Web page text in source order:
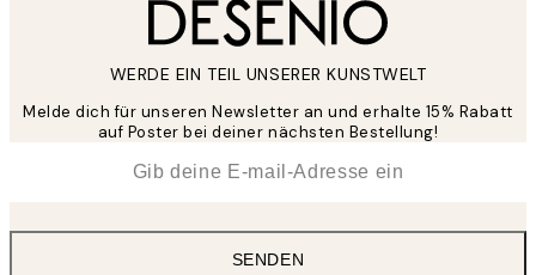
WERDE EIN TEIL UNSERER KUNSTWELT
Melde dich für unseren Newsletter an und erhalte 15% Rabatt
auf Poster bei deiner nächsten Bestellung!
SENDEN